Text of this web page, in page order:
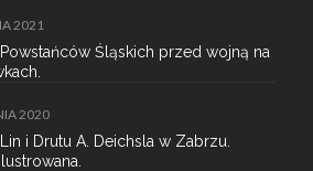
2021
Powstańców Śląskich przed wojną na
2020
i Drutu A. Deichsla w Zabrzu.